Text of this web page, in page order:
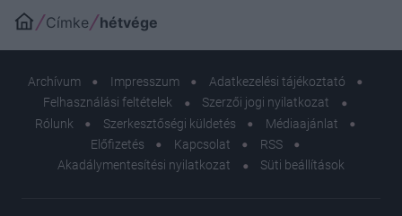
Címke hétvége
Archívum Impresszum
Adatkezelési tájékoztató
Felhasználási feltételek
Szerzői jogi nyilatkozat
Rólunk
Szerkesztőségi küldetés
Médiaajánlat
Előfizetés
Kapcsolat
RSS
Akadálymentesítési nyilatkozat
Süti beállítások